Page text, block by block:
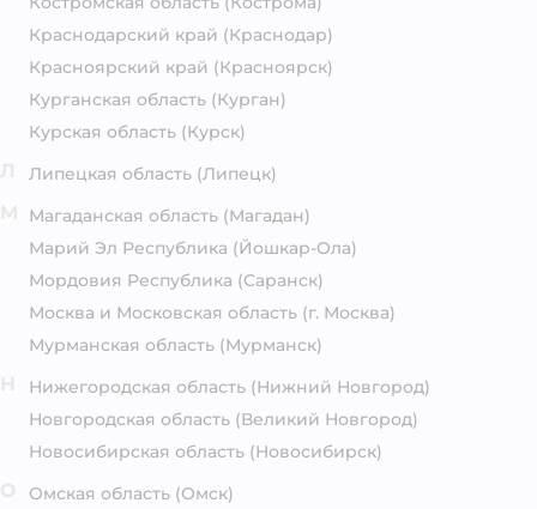
Краснодарский край (Краснодар)
Красноярский край (Красноярск)
Курганская область (Курган)
Курская область (Курск)
Липецкая область (Липецк)
Магаданская область (Магадан)
Марий Эл Республика (Йошкар-Ола)
Мордовия Республика (Саранск)
Москва и Московская область (г. Москва)
Мурманская область (Мурманск)
Нижегородская область (Нижний Новгород)
Новгородская область (Великий Новгород)
Новосибирская область (Новосибирск)
Омская область (Омск)